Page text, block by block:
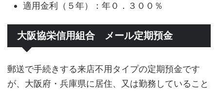
適用金利（５年）：年０．３００％
大阪協栄信用組合 メール定期預金
郵送で手続きする来店不用タイプの定期預金です
が、大阪府・兵庫県に居住、又は勤務していること